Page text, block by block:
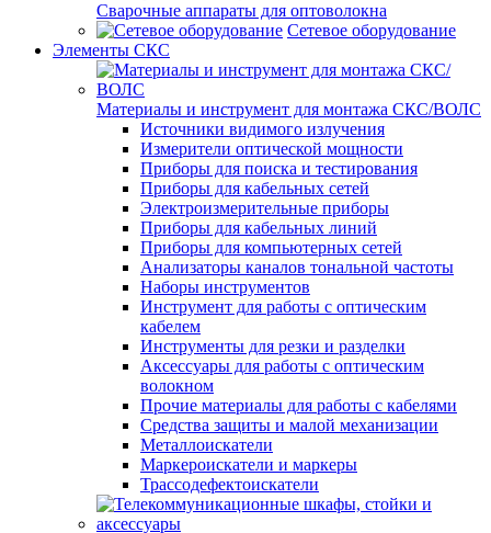
Сварочные аппараты для оптоволокна
Сетевое оборудование
Элементы СКС
Материалы и инструмент для монтажа СКС/ВОЛС
Источники видимого излучения
Измерители оптической мощности
Приборы для поиска и тестирования
Приборы для кабельных сетей
Электроизмерительные приборы
Приборы для кабельных линий
Приборы для компьютерных сетей
Анализаторы каналов тональной частоты
Наборы инструментов
Инструмент для работы с оптическим
кабелем
Инструменты для резки и разделки
Аксессуары для работы с оптическим
волокном
Прочие материалы для работы с кабелями
Средства защиты и малой механизации
Металлоискатели
Маркероискатели и маркеры
Трассодефектоискатели